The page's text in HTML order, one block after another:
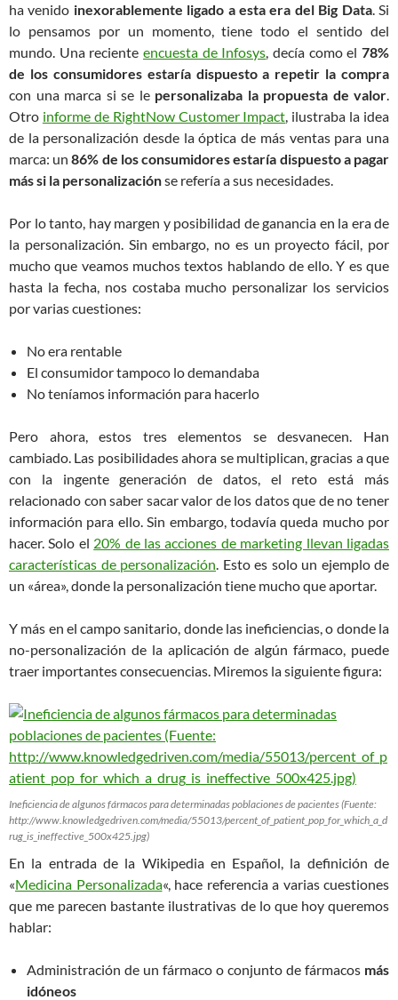
ha venido inexorablemente ligado a esta era del Big Data. Si
lo pensamos por un momento, tiene todo el sentido del
mundo. Una reciente encuesta de Infosys, decía como el78%
de los consumidores estaría dispuesto a repetir la compra
con una marca si se le personalizaba la propuesta de valor.
Otro informe de RightNow Customer Impact, ilustraba la idea
de la personalización desde la óptica de más ventas para una
marca: un86% de los consumidores estaría dispuesto a pagar
más si la personalizaciónse refería a sus necesidades.
Por lo tanto, hay margen y posibilidad de ganancia en la era de
la personalización. Sin embargo, no es un proyecto fácil, por
mucho que veamos muchos textos hablando de ello. Y es que
hasta la fecha, nos costaba mucho personalizar los servicios
por varias cuestiones:
No era rentable
El consumidor tampoco lo demandaba
No teníamos información para hacerlo
Pero ahora, estos tres elementos se desvanecen. Han
cambiado. Las posibilidades ahora se multiplican, gracias a que
con la ingente generación de datos, el reto está más
relacionado con saber sacar valor de los datos que de no tener
información para ello. Sin embargo, todavía queda mucho por
hacer. Solo el 20% de las acciones de marketing llevan ligadas
características de personalización. Esto es solo un ejemplo de
un «área», donde la personalización tiene mucho que aportar.
Y más en el campo sanitario, donde las ineficiencias, o donde la
no-personalización de la aplicación de algún fármaco, puede
traer importantes consecuencias. Miremos la siguiente figura:
Ineficiencia de algunos fármacos para determinadas poblaciones de pacientes (Fuente:
http://www.knowledgedriven.com/media/55013/percent_of_patient_pop_for_which_a_d
rug_is_ineffective_500x425.jpg)
En la entrada de la Wikipedia en Español, la definición de
«Medicina Personalizada«, hace referencia a varias cuestiones
que me parecen bastante ilustrativas de lo que hoy queremos
hablar:
Administración de un fármaco o conjunto de fármacos más
idóneos